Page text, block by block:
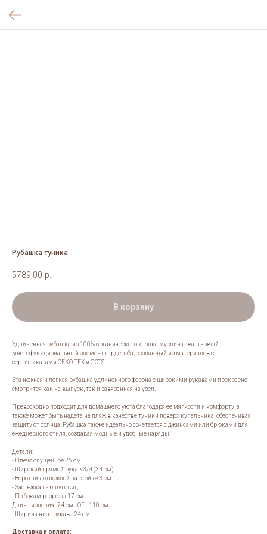
Рубашка туника
5789,00 р.
В корзину
Удлиненная рубашка из 100% органического хлопка муслина - ваш новый
многофункциональный элемент гардероба, созданный из материалов с
сертификатами OEKO-TEX и GOTS.
Эта нежная и легкая рубашка удлиненного фасона с широкими рукавами прекрасно
смотрится как на выпуск, так и завязанная на узел.
Превосходно подходит для домашнего уюта благодаря ее мягкости и комфорту, а
также может быть надета на пляж в качестве туники поверх купальника, обеспечивая
защиту от солнца. Рубашка также идеально сочетается с джинсами или брюками для
ежедневного стиля, создавая модные и удобные наряды.
Детали:
- Плечо спущенное 26 см.
- Широкий прямой рукав 3/4 (34 см).
- Воротник отложной на стойке 3 см.
- Застежка на 6 пуговиц.
- По бокам разрезы 17 см.
Длина изделия -74 см - ОГ - 110 см.
- Ширина низа рукава 24 см.
Доставка и оплата: